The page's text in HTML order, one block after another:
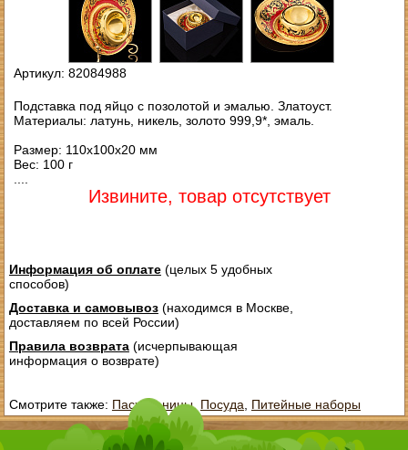
Артикул: 82084988
Подставка под яйцо с позолотой и эмалью. Златоуст.
Материалы: латунь, никель, золото 999,9*, эмаль.
Размер: 110х100х20 мм
Вес: 100 г
Извините, товар отсутствует
Информация об оплате(целых 5 удобных
способов)
Доставка и самовывоз(находимся в Москве,
доставляем по всей России)
Правила возврата(исчерпывающая
информация о возврате)
Смотрите также: Пасхальницы, Посуда Питейные наборы